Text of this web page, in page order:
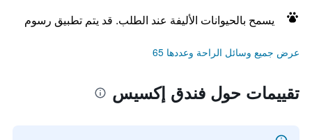
يسمح بالحيوانات الأليفة عند الطلب. قد يتم تطبيق رسوم
عرض جميع وسائل الراحة وعددها 65
تقييمات حول فندق إكسيس